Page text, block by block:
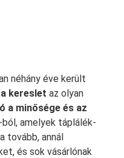
néhány éve került
kereslet az olyan
a minősége és az
amelyek táplálék-
tovább, annál
és sok vásárlónak